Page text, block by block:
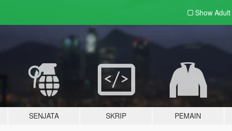
Show Adult
SENJATA SKRIP PEMAIN